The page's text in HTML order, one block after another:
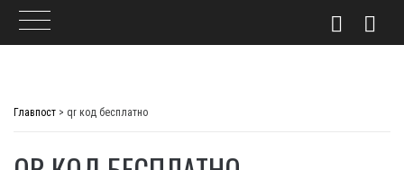
Главпост > qr код бесплатно